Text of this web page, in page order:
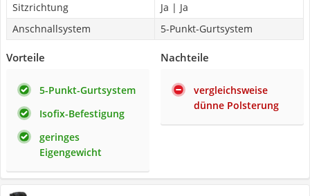
Sitzrichtung
Ja | Ja
Anschnallsystem
5-Punkt-Gurtsystem
Vorteile
5-Punkt-Gurtsystem
Isofix-Befestigung
geringes
Eigengewicht
Nachteile
vergleichsweise
dünne Polsterung